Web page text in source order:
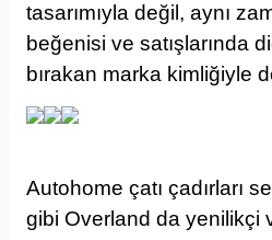
tasarımıyla değil, aynı
beğenisi ve satışlarında
bırakan marka kimliğiyle
Autohome çatı çadırları
gibi Overland da yenilikçi